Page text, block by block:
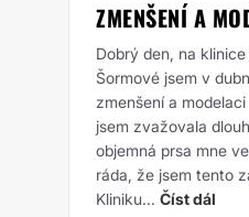
ZMENŠENÍ A
Dobrý den, na
Šormové jsem v
zmenšení a
jsem zvažovala
objemná prsa mne
ráda, že jsem tento
Kliniku... Číst dál